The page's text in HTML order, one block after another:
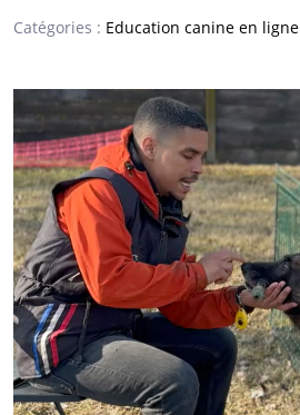
Catégories : Education canine en ligne